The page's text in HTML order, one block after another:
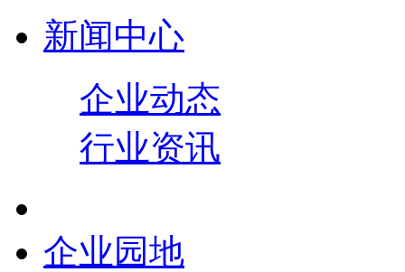
新闻中心
企业动态
行业资讯
企业园地